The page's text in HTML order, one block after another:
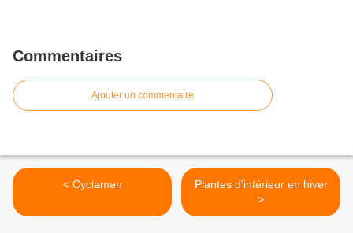
Commentaires
Ajouter un commentaire
< Cyclamen
Plantes d'intérieur en hiver
>